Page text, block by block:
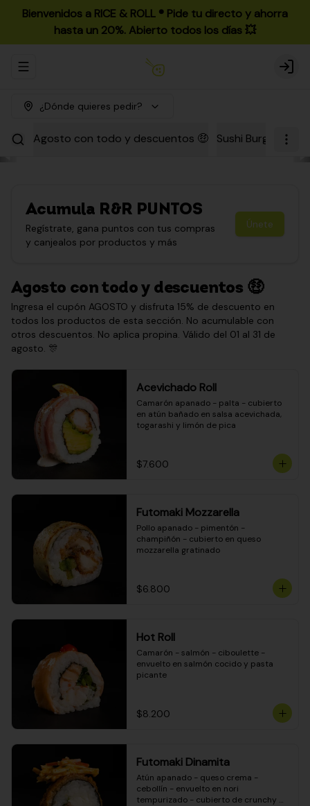
Bienvenidos a RICE & ROLL ®️ Pide tu directo y ahorra
hasta un 20%. Abierto todos los días 💥
Abrir menu de navegación Login
¿Dónde quieres pedir?
Agosto con todo y descuentos 🤑 Sushi Burgers
Acumula R&R PUNTOS
Regístrate, gana puntos con tus compras
y canjealos por productos y más
Únete
Agosto con todo y descuentos 🤑
Ingresa el cupón AGOSTO y disfruta 15% de descuento en
todos los productos de esta sección. No acumulable con
otros descuentos. No aplica propina. Válido del 01 al 31 de
agosto. 🎊
Acevichado Roll
Camarón apanado - palta - cubierto
en atún bañado en salsa acevichada,
togarashi y limón de pica
$7.600
Futomaki Mozzarella
Pollo apanado - pimentón -
champiñón - cubierto en queso
mozzarella gratinado
$6.800
Hot Roll
Camarón - salmón - ciboulette -
envuelto en salmón cocido y pasta
picante
$8.200
Futomaki Dinamita
Atún apanado - queso crema -
cebollín - envuelto en nori
tempurizado - cubierto de crunchy